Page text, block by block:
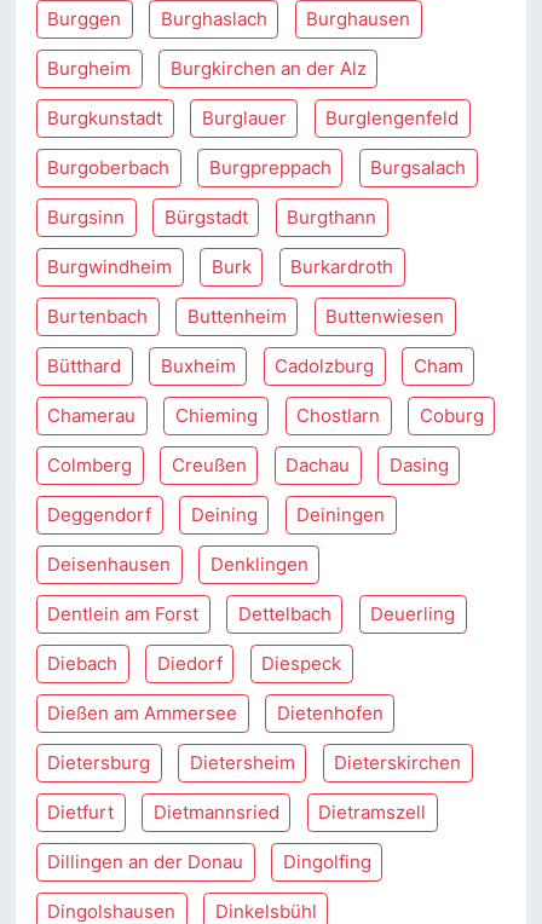
Burggen Burghaslach Burghausen
Burgheim Burgkirchen an der Alz
Burgkunstadt Burglauer Burglengenfeld
Burgoberbach Burgpreppach Burgsalach
Burgsinn Bürgstadt Burgthann
Burgwindheim Burk Burkardroth
Burtenbach Buttenheim Buttenwiesen
Bütthard Buxheim Cadolzburg Cham
Chamerau Chieming Chostlarn Coburg
Colmberg Creußen Dachau Dasing
Deggendorf Deining Deiningen
Deisenhausen Denklingen
Dentlein am Forst Dettelbach Deuerling
Diebach Diedorf Diespeck
Dießen am Ammersee Dietenhofen
Dietersburg Dietersheim Dieterskirchen
Dietfurt Dietmannsried Dietramszell
Dillingen an der Donau Dingolfing
Dingolshausen Dinkelsbühl